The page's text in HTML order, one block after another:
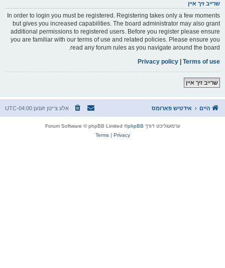
שרייב זיך איין
In order to login you must be registered. Registering takes only a few moments
but gives you increased capabilities. The board administrator may also grant
additional permissions to registered users. Before you register please ensure
you are familiar with our terms of use and related policies. Please ensure you
read any forum rules as you navigate around the board.
Terms of use
|
Privacy policy
שרייב זיך איין
היים אידטיש פארומס אלע צייטן זענען UTC-04:00
ערמעגליכט דורך phpBB
® Forum Software © phpBB Limited
Privacy
|
Terms